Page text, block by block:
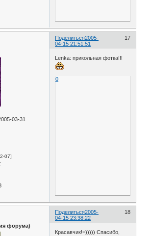
Поделиться 17
2005-
04-15 21:51:51
03-31
07]
Lenka: прикольная фотка!!!
0
Поделиться 18
2005-
04-15 23:38:22
форума)
Красавчик!=))))) Спасибо,